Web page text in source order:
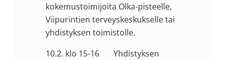
kokemustoimijoita Olka-pisteelle,
Viipurintien terveyskeskukselle tai
yhdistyksen toimistolle.
10.2. klo 15-16 Yhdistyksen